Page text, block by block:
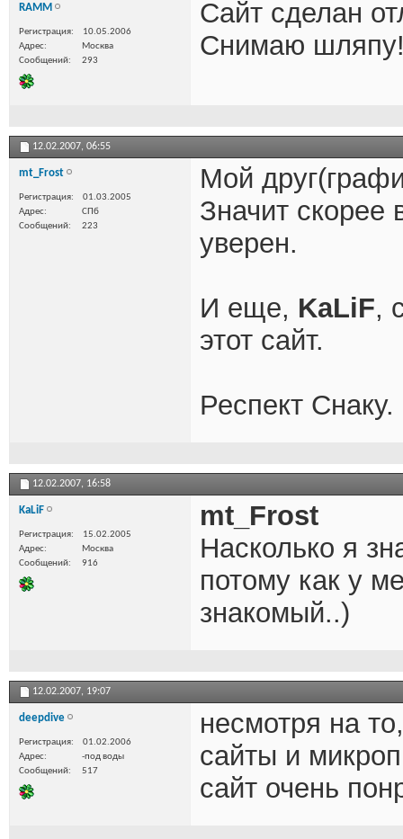
RAMM
Регистрация
10.05.2006
Адрес
Москва
Сообщений
293
Сайт сделан
Снимаю
12.02.2007, 06:55
mt_Frost
Регистрация
01.03.2005
Адрес
СПб
Сообщений
223
Мой
Значит скорее
уверен.
И еще, KaLiF,
этот сайт.
Респект
12.02.2007, 16:58
KaLiF
Регистрация
15.02.2005
Адрес
Москва
Сообщений
916
mt_Frost
Насколько я
потому как у
знакомый..)
12.02.2007, 19:07
deepdive
Регистрация
01.02.2006
Адрес
-под воды
Сообщений
517
несмотря на
сайты и
сайт очень